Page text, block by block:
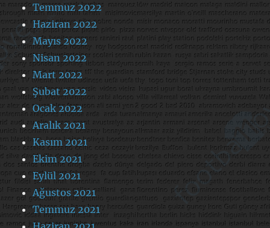
Temmuz 2022
Haziran 2022
Mayıs 2022
Nisan 2022
Mart 2022
Şubat 2022
Ocak 2022
Aralık 2021
Kasım 2021
Ekim 2021
Eylül 2021
Ağustos 2021
Temmuz 2021